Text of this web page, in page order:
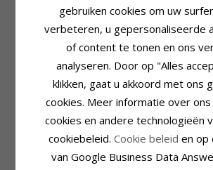
Productinformatie
Hart
Diamant
Edelmetaal:Goud-En Witgoud
Karaat:14
Oppervlak:Glanzend
Steen
Aantal: 12
Slijpsel:
Diamant
Diamant
Caraat:0,15
Zetting
Levertijd
gebruiken cookies om uw
verbeteren, u gepersonaliseerde
of content te tonen en ons
analyseren. Door op "Alles
klikken, gaat u akkoord met ons
cookies. Meer informatie over ons
cookies en andere technologieën
cookiebeleid. Cookie beleid en op
van Google Business Data